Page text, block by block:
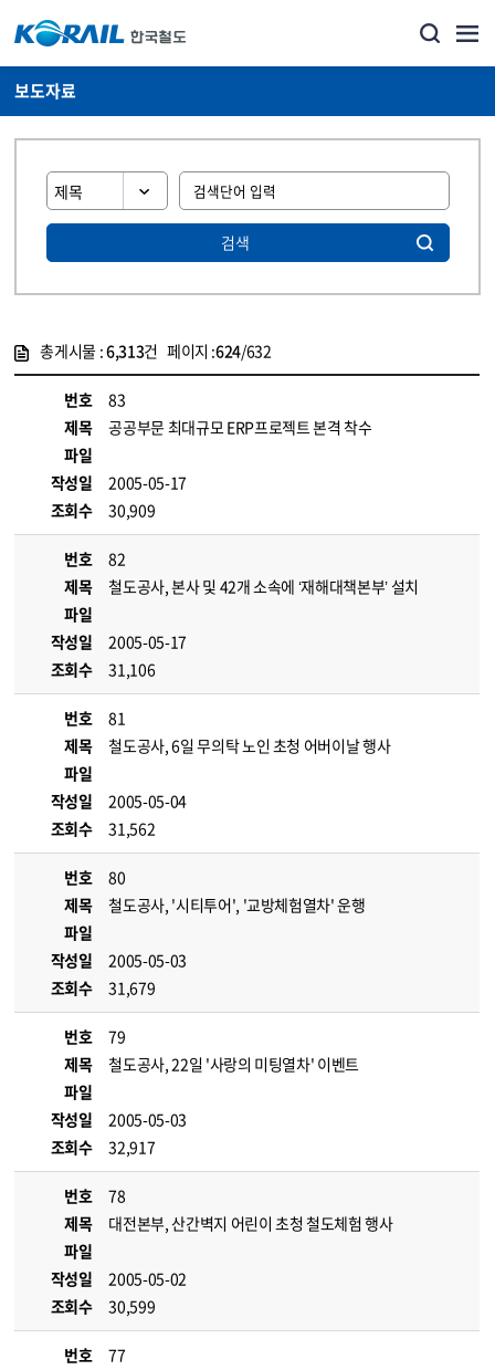
보도자료
검색
총게시물 :6,313건 페이지 :624/632
번호
83
제목
공공부문 최대규모 ERP프로젝트 본격 착수
파일
작성일
2005-05-17
조회수
30,909
번호
82
제목
철도공사, 본사 및 42개 소속에 ‘재해대책본부’ 설치
파일
작성일
2005-05-17
조회수
31,106
번호
81
제목
철도공사, 6일 무의탁 노인 초청 어버이날 행사
파일
작성일
2005-05-04
조회수
31,562
번호
80
제목
철도공사, '시티투어', '교방체험열차' 운행
파일
작성일
2005-05-03
조회수
31,679
번호
79
제목
철도공사, 22일 '사랑의 미팅열차' 이벤트
파일
작성일
2005-05-03
조회수
32,917
번호
78
제목
대전본부, 산간벽지 어린이 초청 철도체험 행사
파일
작성일
2005-05-02
조회수
30,599
번호
77